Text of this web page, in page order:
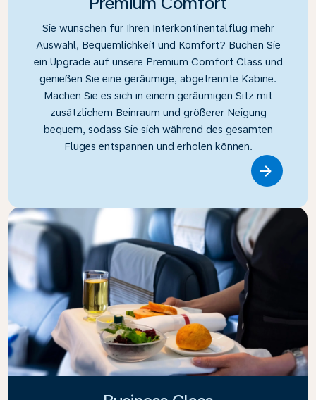
Sie wünschen für Ihren Interkontinentalflug mehr
Auswahl, Bequemlichkeit und Komfort? Buchen Sie
ein Upgrade auf unsere Premium Comfort Class und
genießen Sie eine geräumige, abgetrennte Kabine.
Machen Sie es sich in einem geräumigen Sitz mit
zusätzlichem Beinraum und größerer Neigung
bequem, sodass Sie sich während des gesamten
Fluges entspannen und erholen können.